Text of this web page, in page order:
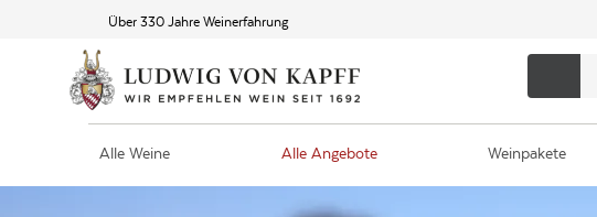
Über 330 Jahre Weinerfahrung
Alle Weine Alle Angebote Weinpakete